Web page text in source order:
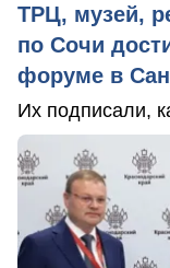
ТРЦ, музей,
по Сочи
форуме в
Их подписали,